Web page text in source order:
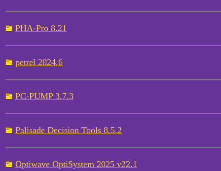
PHA-Pro 8.21
petrel 2024.6
PC-PUMP 3.7.3
Palisade Decision Tools 8.5.2
Optiwave OptiSystem 2025 v22.1